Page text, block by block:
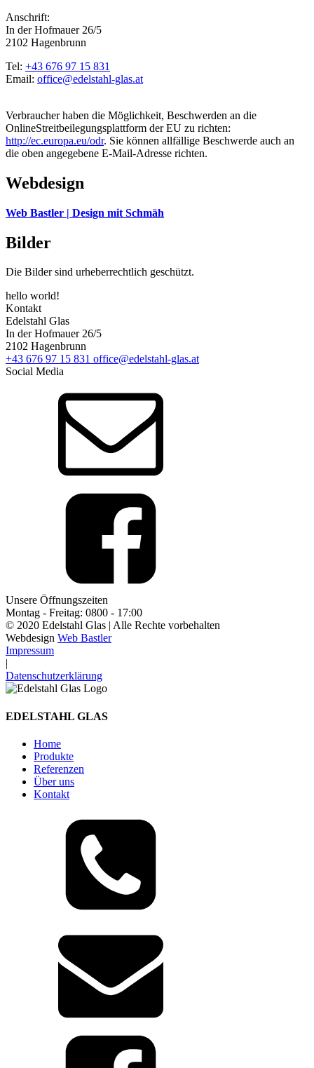
Anschrift:
In der Hofmauer 26/5
2102 Hagenbrunn
Tel: +43 676 97 15 831
Email: office@edelstahl-glas.at
Verbraucher haben die Möglichkeit, Beschwerden an die
OnlineStreitbeilegungsplattform der EU zu richten:
http://ec.europa.eu/odr. Sie können allfällige Beschwerde auch an
die oben angegebene E-Mail-Adresse richten.
Webdesign
Web Bastler | Design mit Schmäh
Bilder
Die Bilder sind urheberrechtlich geschützt.
hello world!
Kontakt
Edelstahl Glas
In der Hofmauer 26/5
2102 Hagenbrunn
+43 676 97 15 831 office@edelstahl-glas.at
Social Media
Unsere Öffnungszeiten
Montag - Freitag: 0800 - 17:00
© 2020 Edelstahl Glas | Alle Rechte vorbehalten
Webdesign Web Bastler
Impressum
|
Datenschutzerklärung
EDELSTAHL GLAS
Home
Produkte
Referenzen
Über uns
Kontakt